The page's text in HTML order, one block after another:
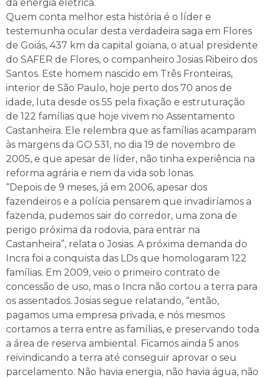
da energia elétrica.
Quem conta melhor esta história é o líder e
testemunha ocular desta verdadeira saga em Flores
de Goiás, 437 km da capital goiana, o atual presidente
do SAFER de Flores, o companheiro Josias Ribeiro dos
Santos. Este homem nascido em Três Fronteiras,
interior de São Paulo, hoje perto dos 70 anos de
idade, luta desde os 55 pela fixação e estruturação
de 122 famílias que hoje vivem no Assentamento
Castanheira. Ele relembra que as famílias acamparam
às margens da GO 531, no dia 19 de novembro de
2005, e que apesar de líder, não tinha experiência na
reforma agrária e nem da vida sob lonas.
“Depois de 9 meses, já em 2006, apesar dos
fazendeiros e a polícia pensarem que invadiríamos a
fazenda, pudemos sair do corredor, uma zona de
perigo próxima da rodovia, para entrar na
Castanheira”, relata o Josias. A próxima demanda do
Incra foi a conquista das LDs que homologaram 122
famílias. Em 2009, veio o primeiro contrato de
concessão de uso, mas o Incra não cortou a terra para
os assentados. Josias segue relatando, “então,
pagamos uma empresa privada, e nós mesmos
cortamos a terra entre as famílias, e preservando toda
a área de reserva ambiental. Ficamos ainda 5 anos
reivindicando a terra até conseguir aprovar o seu
parcelamento. Não havia energia, não havia água, não